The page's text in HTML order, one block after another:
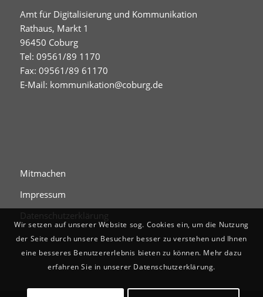
Amt für Digitalisierung und Kommunikation
Rathaus, Markt 1
96450 Coburg
Tel: 09561/89 1170
Fax: 09561/89 61170
E-Mail: kommunikation@coburg.de
Mitmachen
Impressum
Datenschutzerklärung
Wir setzen auf unserer Website sog. Cookies ein, um die Nutzung
der Seite durch unsere Besucher besser zu verstehen und Ihnen
eine besseres Benutzererlebnis bieten zu können. Mehr dazu
erfahren Sie in unserer Datenschutzerklärung.